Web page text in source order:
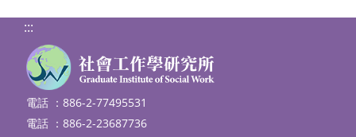
:::
電話 ：886-2-77495531
電話 ：886-2-23687736